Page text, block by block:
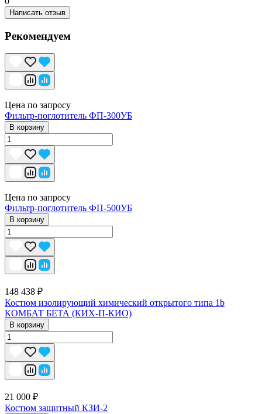
Написать отзыв
Рекомендуем
Цена по запросу
Фильтр-поглотитель ФП-300УБ
В корзину
Цена по запросу
Фильтр-поглотитель ФП-500УБ
В корзину
148 438 ₽
Костюм изолирующий химический открытого типа 1b
КОМБАТ БЕТА (КИХ-П-КИО)
В корзину
21 000 ₽
Костюм защитный КЗИ-2